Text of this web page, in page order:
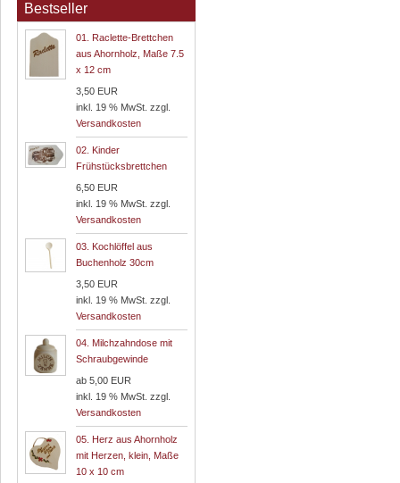
Bestseller
01. Raclette-Brettchen
aus Ahornholz, Maße 7.5
x 12 cm
3,50 EUR
inkl. 19 % MwSt. zzgl.
Versandkosten
02. Kinder
Frühstücksbrettchen
6,50 EUR
inkl. 19 % MwSt. zzgl.
Versandkosten
03. Kochlöffel aus
Buchenholz 30cm
3,50 EUR
inkl. 19 % MwSt. zzgl.
Versandkosten
04. Milchzahndose mit
Schraubgewinde
ab 5,00 EUR
inkl. 19 % MwSt. zzgl.
Versandkosten
05. Herz aus Ahornholz
mit Herzen, klein, Maße
10 x 10 cm